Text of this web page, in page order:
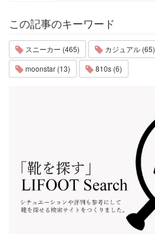
この記事のキーワード
スニーカー (465) カジュアル (65)
moonstar (13)
810s (6)